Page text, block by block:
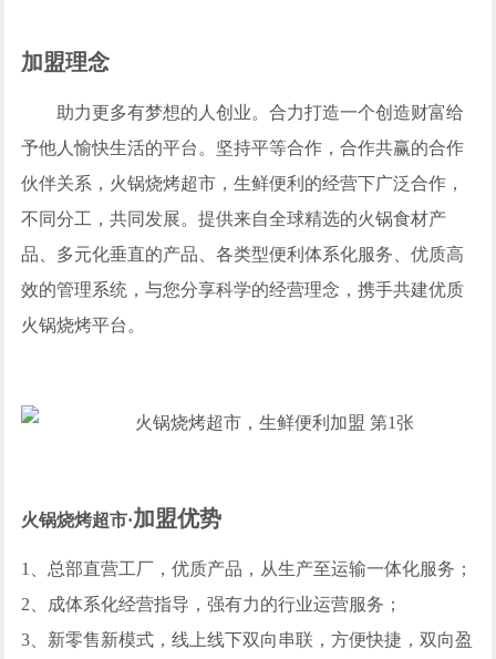
加盟理念
助力更多有梦想的人创业。合力打造一个创造财富给
予他人愉快生活的平台。坚持平等合作，合作共赢的合作
伙伴关系，火锅烧烤超市，生鲜便利的经营下广泛合作，
不同分工，共同发展。提供来自全球精选的火锅食材产
品、多元化垂直的产品、各类型便利体系化服务、优质高
效的管理系统，与您分享科学的经营理念，携手共建优质
火锅烧烤平台。
火锅烧烤超市·加盟优势
1、总部直营工厂，优质产品，从生产至运输一体化服务；
2、成体系化经营指导，强有力的行业运营服务；
3、新零售新模式，线上线下双向串联，方便快捷，双向盈